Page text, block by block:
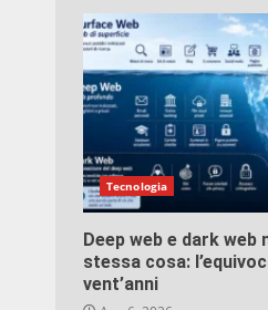
Tecnologia
Deep web e dark web
stessa cosa:
vent’anni